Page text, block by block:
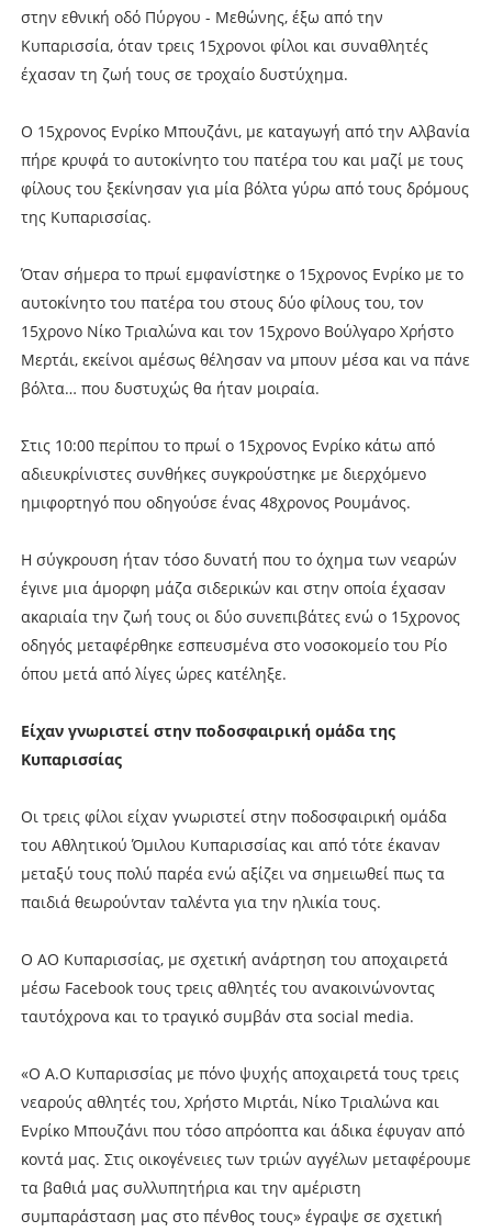
στην εθνική οδό Πύργου - Μεθώνης, έξω από την
Κυπαρισσία, όταν τρεις 15χρονοι φίλοι και συναθλητές
έχασαν τη ζωή τους σε τροχαίο δυστύχημα.
Ο 15χρονος Ενρίκο Μπουζάνι, με καταγωγή από την Αλβανία
πήρε κρυφά το αυτοκίνητο του πατέρα του και μαζί με τους
φίλους του ξεκίνησαν για μία βόλτα γύρω από τους δρόμους
της Κυπαρισσίας.
Όταν σήμερα το πρωί εμφανίστηκε ο 15χρονος Ενρίκο με το
αυτοκίνητο του πατέρα του στους δύο φίλους του, τον
15χρονο Νίκο Τριαλώνα και τον 15χρονο Βούλγαρο Χρήστο
Μερτάι, εκείνοι αμέσως θέλησαν να μπουν μέσα και να πάνε
βόλτα… που δυστυχώς θα ήταν μοιραία.
Στις 10:00 περίπου το πρωί ο 15χρονος Ενρίκο κάτω από
αδιευκρίνιστες συνθήκες συγκρούστηκε με διερχόμενο
ημιφορτηγό που οδηγούσε ένας 48χρονος Ρουμάνος.
Η σύγκρουση ήταν τόσο δυνατή που το όχημα των νεαρών
έγινε μια άμορφη μάζα σιδερικών και στην οποία έχασαν
ακαριαία την ζωή τους οι δύο συνεπιβάτες ενώ ο 15χρονος
οδηγός μεταφέρθηκε εσπευσμένα στο νοσοκομείο του Ρίο
όπου μετά από λίγες ώρες κατέληξε.
Είχαν γνωριστεί στην ποδοσφαιρική ομάδα της
Κυπαρισσίας
Οι τρεις φίλοι είχαν γνωριστεί στην ποδοσφαιρική ομάδα
του Αθλητικού Όμιλου Κυπαρισσίας και από τότε έκαναν
μεταξύ τους πολύ παρέα ενώ αξίζει να σημειωθεί πως τα
παιδιά θεωρούνταν ταλέντα για την ηλικία τους.
Ο ΑΟ Κυπαρισσίας, με σχετική ανάρτηση του αποχαιρετά
μέσω Facebook τους τρεις αθλητές του ανακοινώνοντας
ταυτόχρονα και το τραγικό συμβάν στα social media.
«Ο Α.Ο Κυπαρισσίας με πόνο ψυχής αποχαιρετά τους τρεις
νεαρούς αθλητές του, Χρήστο Μιρτάι, Νίκο Τριαλώνα και
Ενρίκο Μπουζάνι που τόσο απρόοπτα και άδικα έφυγαν από
κοντά μας. Στις οικογένειες των τριών αγγέλων μεταφέρουμε
τα βαθιά μας συλλυπητήρια και την αμέριστη
συμπαράσταση μας στο πένθος τους» έγραψε σε σχετική